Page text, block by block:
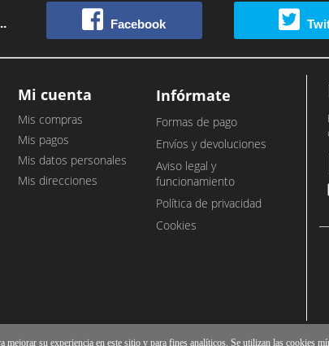
Facebook
Mi cuenta
Mis compras
Mis pagos
Mis datos personales
Mis direcciones
Infórmate
Formas de pago
Envíos y devoluciones
Aviso legal y
funcionamiento
Política de privacidad
Cookies
mejorar su experiencia en este sitio y para fines analíticos. Se utilizan las cookies